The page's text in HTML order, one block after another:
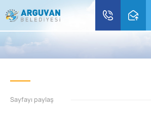
Sayfayı paylaş